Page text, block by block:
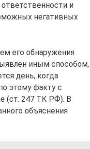
и
негативных
его обнаружения
иным способом,
день, когда
этому факту с
(ст. 247 ТК РФ). В
объяснения